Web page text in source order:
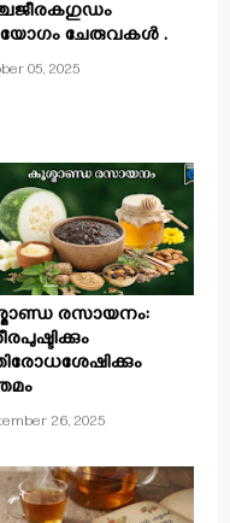
ചേരുവകൾ .
05, 2025
രസായനം:
26, 2025